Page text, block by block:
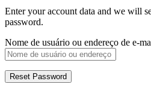
Enter your account data and we will
password.
Nome de usuário ou endereço de e-